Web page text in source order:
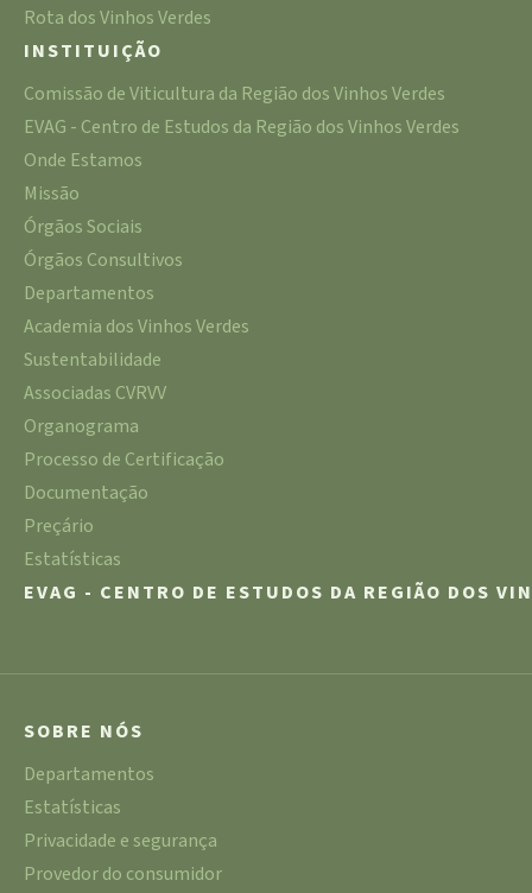
Rota dos Vinhos Verdes
INSTITUIÇÃO
Comissão de Viticultura da Região dos Vinhos Verdes
EVAG - Centro de Estudos da Região dos Vinhos Verdes
Onde Estamos
Missão
Órgãos Sociais
Órgãos Consultivos
Departamentos
Academia dos Vinhos Verdes
Sustentabilidade
Associadas CVRVV
Organograma
Processo de Certificação
Documentação
Preçário
Estatísticas
EVAG - CENTRO DE ESTUDOS DA REGIÃO DOS
SOBRE NÓS
Departamentos
Estatísticas
Privacidade e segurança
Provedor do consumidor